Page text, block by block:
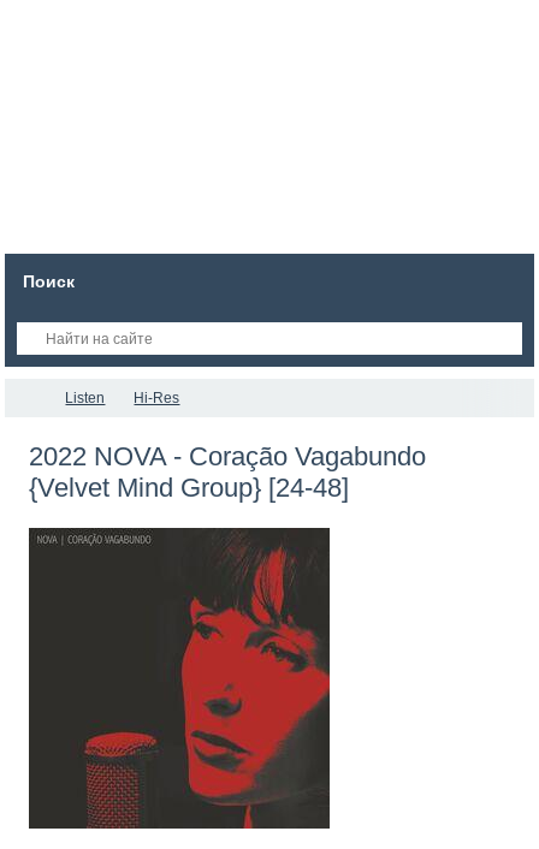
Поиск
Listen Hi-Res
2022 NOVA - Coração Vagabundo
{Velvet Mind Group} [24-48]